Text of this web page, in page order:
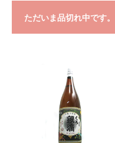
ただいま品切れ中です。